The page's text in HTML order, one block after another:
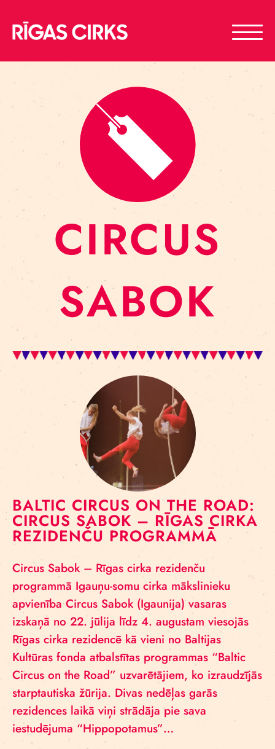
CIRCUS
SABOK
BALTIC CIRCUS ON THE ROAD:
CIRCUS SABOK – RĪGAS CIRKA
REZIDENČU PROGRAMMĀ
Circus Sabok – Rīgas cirka rezidenču
programmā Igauņu-somu cirka mākslinieku
apvienība Circus Sabok (Igaunija) vasaras
izskaņā no 22. jūlija līdz 4. augustam viesojās
Rīgas cirka rezidencē kā vieni no Baltijas
Kultūras fonda atbalstītas programmas “Baltic
Circus on the Road” uzvarētājiem, ko izraudzījās
starptautiska žūrija. Divas nedēļas garās
rezidences laikā viņi strādāja pie sava
iestudējuma “Hippopotamus”…